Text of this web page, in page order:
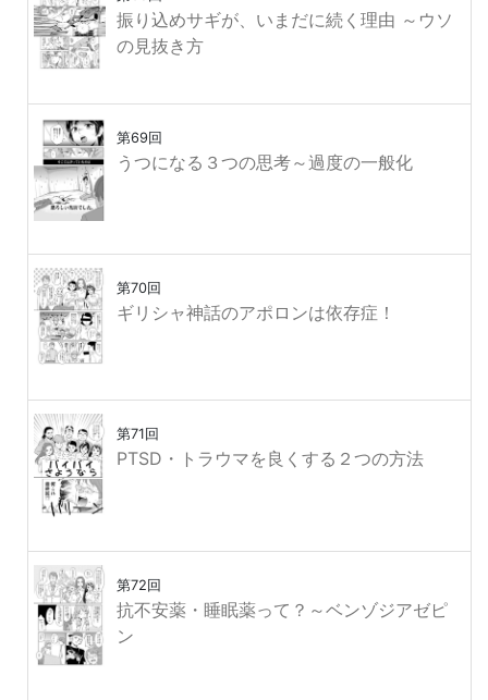
振り込めサギが、いまだに続く理由 ～ウソ
の見抜き方
第69回
うつになる３つの思考～過度の一般化
第70回
ギリシャ神話のアポロンは依存症！
第71回
PTSD・トラウマを良くする２つの方法
第72回
抗不安薬・睡眠薬って？～ベンゾジアゼピ
ン